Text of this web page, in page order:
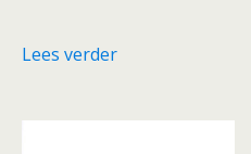
Lees verder